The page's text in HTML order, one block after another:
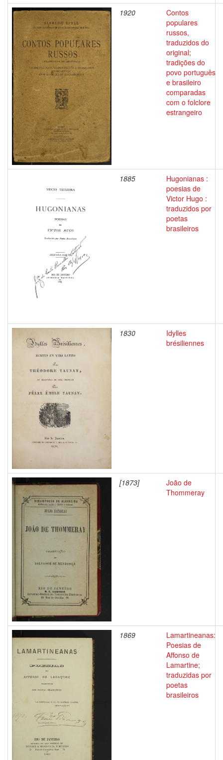
1920
Contos
populares
russos,
traduzidos do
original;
tradições do
povo português
e brasileiro
comparadas
com o folclore
estrangeiro
1885
Hugonianas :
poesias de
Victor Hugo :
traduzidos por
poetas
brasileiros
1830
Idylles
brésiliennes
[1873]
João de
Thommeray
1869
Lamartineanas:
Poesias de
Affonso de
Lamartine;
traduzidas por
poetas
brasileiros